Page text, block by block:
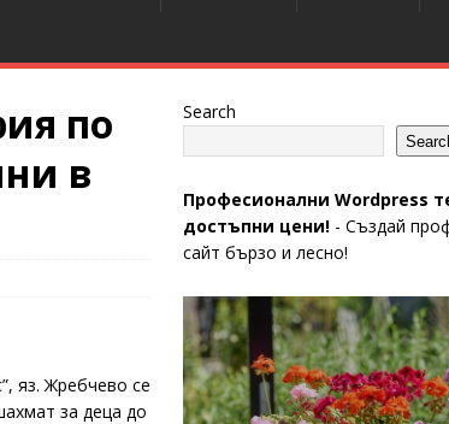
по
в
яз. Жребчево се
за деца до
Search
Професионални Wordpress
достъпни цени!- Създай
сайт бързо и лесно!